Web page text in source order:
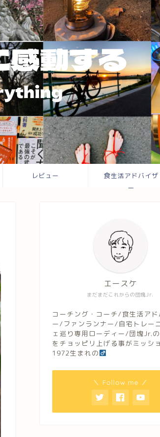
レビュー
食生活アドバイザ
ー
まだまだこれからの団塊Jr.
エースケ
コーチング・コーチ/食生活アド
ー/ファンランナー/自宅トレー
ェ巡り専用ローディー/団塊Jr.
をチョッピリ上げる事がミッシ
1972生まれの
＼ Follow me ／